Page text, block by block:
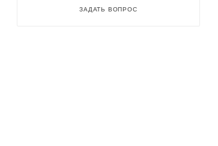
ЗАДАТЬ ВОПРОС